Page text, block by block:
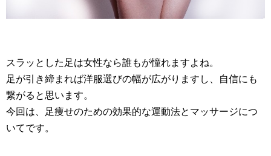
スラッとした足は女性なら誰もが憧れますよね。
足が引き締まれば洋服選びの幅が広がりますし、自信にも
繋がると思います。
今回は、足痩せのための効果的な運動法とマッサージにつ
いてです。